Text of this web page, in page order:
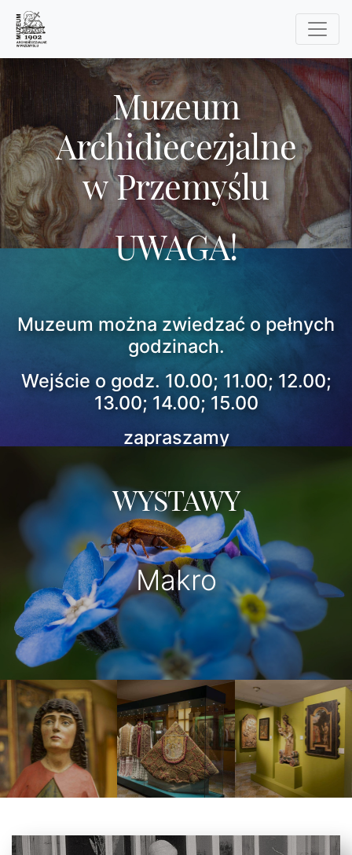
Muzeum
Archidiecezjalne
w Przemyślu
UWAGA!
Muzeum można zwiedzać o pełnych
godzinach.
Wejście o godz. 10.00; 11.00; 12.00;
13.00; 14.00; 15.00
zapraszamy
WYSTAWY
Makro